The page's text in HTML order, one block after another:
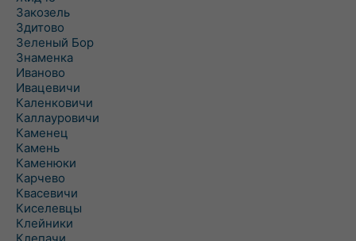
Закозель
Здитово
Зеленый Бор
Знаменка
Иваново
Ивацевичи
Каленковичи
Каллауровичи
Каменец
Камень
Каменюки
Карчево
Квасевичи
Киселевцы
Клейники